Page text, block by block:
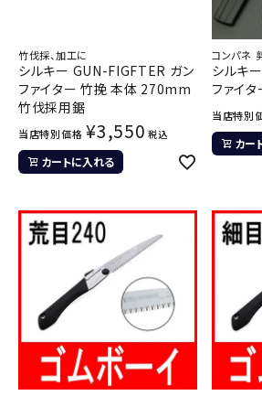
竹伐採、加工に
シルキー GUN-FIGFTER ガン
ファイター 竹挽 本体 270mm
竹伐採用鋸
当店特別価格 ¥3,550 税込
カートに入れる
コンパネ
シルキ
ファイ
当店特別
カー